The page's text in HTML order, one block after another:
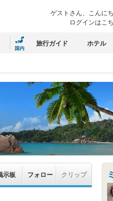
ゲストさん、こんに
ログインはこ
国内
旅行ガイド ホテル
示板 フォロー クリップ